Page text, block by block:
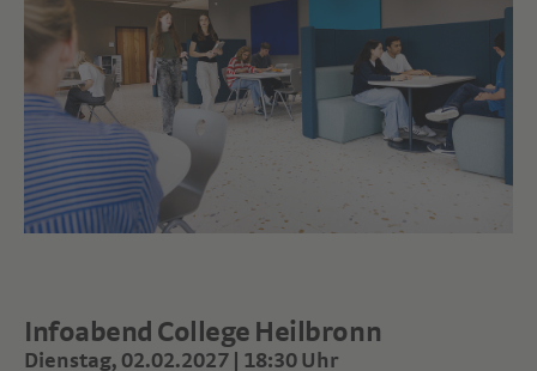
Infoabend College Heilbronn
Dienstag, 02.02.2027 | 18:30 Uhr